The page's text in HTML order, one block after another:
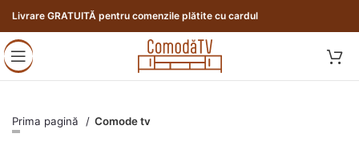
Livrare GRATUITĂ pentru comenzile plătite cu cardul
Prima pagină Comode tv